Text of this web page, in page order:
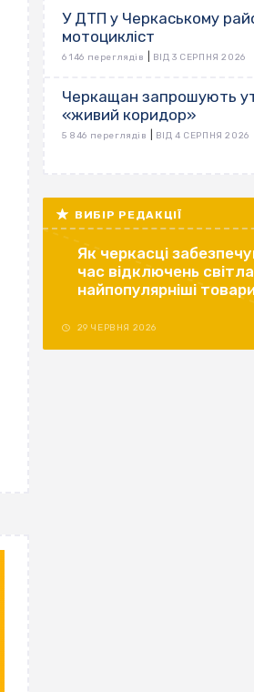
У ДТП у Черкаському
мотоцикліст
6 146 переглядів ВІД 3 СЕРПНЯ 2026
Черкащан запрошують
«живий коридор»
5 846 переглядів ВІД 4 СЕРПНЯ 2026
ВИБІР РЕДАКЦІЇ
Як черкасці
час відключень
найпопулярніші
29 ЧЕРВНЯ 2026